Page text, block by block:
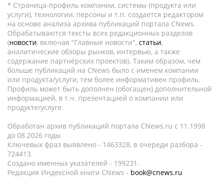
* Страница-профиль компании, системы (продукта или
услуги), технологии, персоны и т.п. создается редактором
на основе анализа архива публикаций портала CNews.
Обрабатываются тексты всех редакционных разделов
(новости, включая "Главные новости", статьи,
аналитические обзоры рынков, интервью, а также
содержание партнёрских проектов). Таким образом, чем
больше публикаций на CNews было с именем компании
или продукта/услуги, тем более информативен профиль.
Профиль может быть дополнен (обогащен) дополнительной
информацией, в т.ч. презентацией о компании или
продукте/услуге.
Обработан архив публикаций портала CNews.ru c 11.1998
до 08.2026 годы.
Ключевых фраз выявлено - 1463328, в очереди разбора -
724413.
Создано именных указателей - 199231.
Редакция Индексной книги CNews - book@cnews.ru